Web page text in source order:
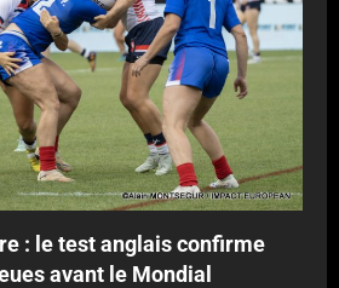
: le test anglais confirme
avant le Mondial